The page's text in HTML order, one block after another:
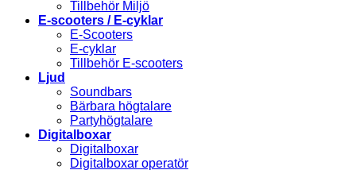
Tillbehör Miljö
E-scooters / E-cyklar
E-Scooters
E-cyklar
Tillbehör E-scooters
Ljud
Soundbars
Bärbara högtalare
Partyhögtalare
Digitalboxar
Digitalboxar
Digitalboxar operatör